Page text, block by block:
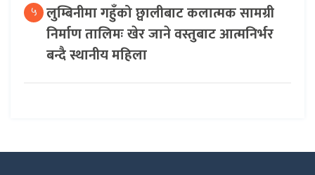
५ लुम्बिनीमा गहुँको छ्वालीबाट कलात्मक सामग्री
निर्माण तालिमः खेर जाने वस्तुबाट आत्मनिर्भर
बन्दै स्थानीय महिला